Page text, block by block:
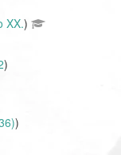
XX.)
)
)